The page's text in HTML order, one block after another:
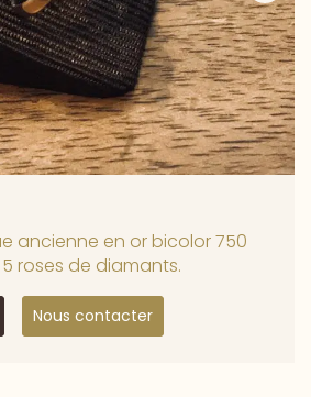
ancienne en or bicolor 750
roses de diamants.
Nous contacter